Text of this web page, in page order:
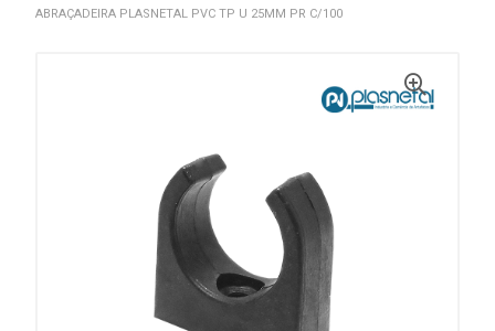
ABRAÇADEIRA PLASNETAL PVC TP U 25MM PR C/100